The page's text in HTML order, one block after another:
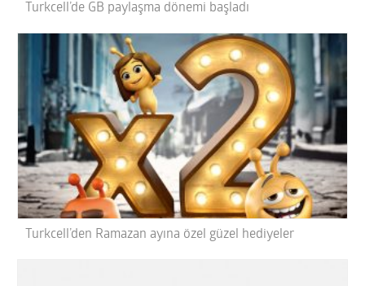
Turkcell’de GB paylaşma dönemi başladı
Turkcell’den Ramazan ayına özel güzel hediyeler